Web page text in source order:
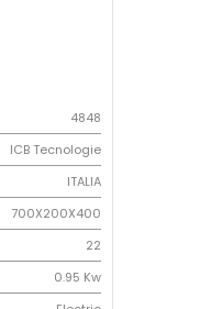
4848
ICB Tecnologie
ITALIA
700X200X400
22
0.95 Kw